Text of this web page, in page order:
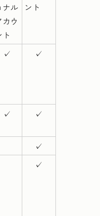
ナル
カウ
ト
ント
✓ ✓
✓ ✓
✓
✓